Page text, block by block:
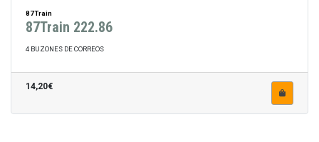
87Train
87Train 222.86
4 BUZONES DE CORREOS
14,20€